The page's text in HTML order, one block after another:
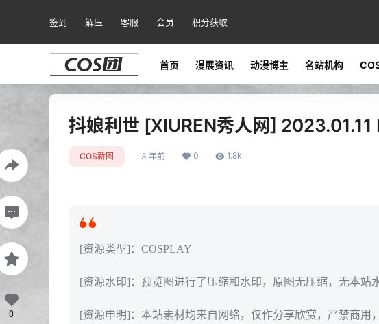
签到 解压 客服 会员 积分获取
首页 漫展资讯 动漫博主 名站机构
抖娘利世 [XIUREN秀人网]
COS新图 3 年前 0 1.8k
[资源类型]：COSPLAY
[资源水印]：预览图进行了压缩和水印，原图无压缩，无本站
[资源申明]：本站素材均来自网络，仅作分享欣赏，严禁商用
0